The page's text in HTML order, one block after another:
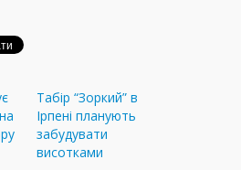
Табір “Зоркий” в
Ірпені планують
забудувати
висотками